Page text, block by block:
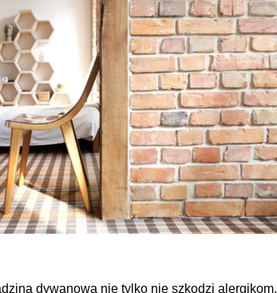
dywanowa nie tylko nie szkodzi